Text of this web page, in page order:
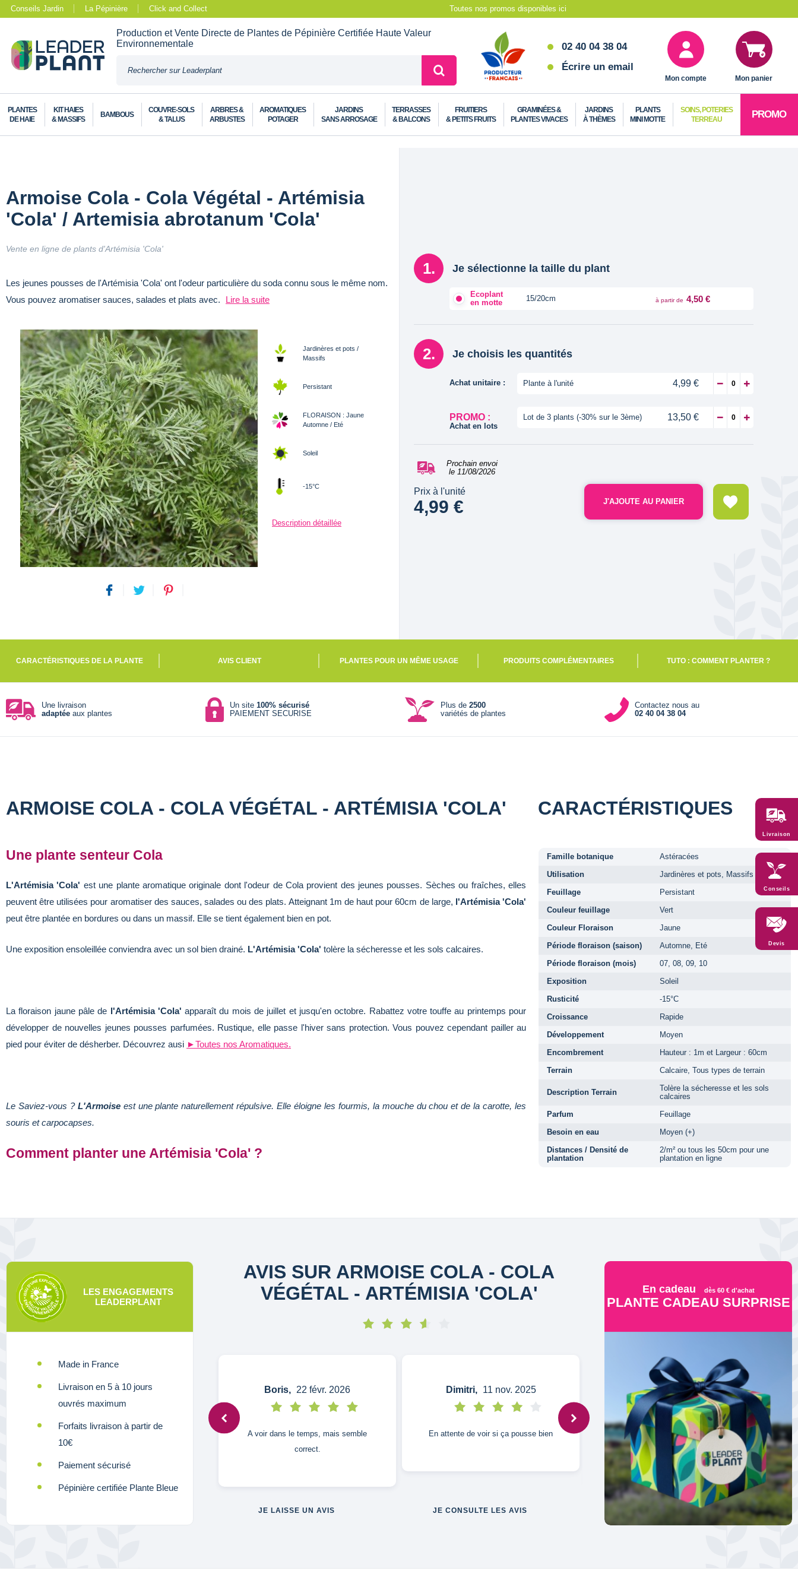
Conseils Jardin La Pépinière Click and Collect Toutes nos promos disponibles ici
Production et Vente Directe de Plantes de Pépinière Certifiée Haute Valeur
Environnementale
02 40 04 38 04
Écrire un email
Mon compte Mon panier
PLANTES
DE HAIE
KIT HAIES
& MASSIFS
BAMBOUS
COUVRE-SOLS
& TALUS
ARBRES &
ARBUSTES
AROMATIQUES
POTAGER
JARDINS
SANS ARROSAGE
TERRASSES
& BALCONS
FRUITIERS
& PETITS FRUITS
GRAMINÉES &
PLANTES VIVACES
JARDINS
À THÈMES
PLANTS
MINI MOTTE
SOINS, POTERIES
TERREAU
PROMO
Armoise Cola - Cola Végétal - Artémisia
'Cola' / Artemisia abrotanum 'Cola'
Vente en ligne de plants d'Artémisia 'Cola'
Les jeunes pousses de l'Artémisia 'Cola' ont l'odeur particulière du soda connu sous le même nom.
Vous pouvez aromatiser sauces, salades et plats avec.
Lire la suite
Jardinères et pots /
Massifs
Persistant
FLORAISON : Jaune
Automne / Eté
Soleil
-15°C
Description détaillée
Je sélectionne la taille du plant
Ecoplant
en motte
15/20cm à partir de 4,50 €
Je choisis les quantités
Achat unitaire : Plante à l'unité 4,99 €
PROMO :
Achat en lots
Lot de 3 plants (-30% sur le 3ème) 13,50 €
Prochain envoi
le 11/08/2026
Prix à l'unité
4,99 € J'AJOUTE AU PANIER
CARACTÉRISTIQUES DE LA PLANTE AVIS CLIENT PLANTES POUR UN MÊME USAGE PRODUITS COMPLÉMENTAIRES TUTO : COMMENT PLANTER ?
Une livraison
adaptée aux plantes
Un site 100% sécurisé
PAIEMENT SECURISE
Plus de 2500
variétés de plantes
Contactez nous au
02 40 04 38 04
ARMOISE COLA - COLA VÉGÉTAL - ARTÉMISIA 'COLA'
Une plante senteur Cola
L'Artémisia 'Cola' est une plante aromatique originale dont l'odeur de Cola provient des jeunes pousses. Sèches ou fraîches, elles
peuvent être utilisées pour aromatiser des sauces, salades ou des plats. Atteignant 1m de haut pour 60cm de large, l'Artémisia 'Cola'
peut être plantée en bordures ou dans un massif. Elle se tient également bien en pot.
Une exposition ensoleillée conviendra avec un sol bien drainé. L'Artémisia 'Cola' tolère la sécheresse et les sols calcaires.
La floraison jaune pâle de l'Artémisia 'Cola' apparaît du mois de juillet et jusqu'en octobre. Rabattez votre touffe au printemps pour
développer de nouvelles jeunes pousses parfumées. Rustique, elle passe l'hiver sans protection. Vous pouvez cependant pailler au
pied pour éviter de désherber. Découvrez ausi ►Toutes nos Aromatiques.
Le Saviez-vous ? L'Armoiseest une plante naturellement répulsive. Elle éloigne les fourmis, la mouche du chou et de la carotte, les
souris et carpocapses.
Comment planter une Artémisia 'Cola' ?
CARACTÉRISTIQUES
Famille botanique
Astéracées
Utilisation
Jardinères et pots, Massifs
Feuillage
Persistant
Couleur feuillage
Vert
Couleur Floraison
Jaune
Période floraison (saison)
Automne, Eté
Période floraison (mois)
07, 08, 09, 10
Exposition
Soleil
Rusticité
-15°C
Croissance
Rapide
Développement
Moyen
Encombrement
Hauteur : 1m et Largeur : 60cm
Terrain
Calcaire, Tous types de terrain
Description Terrain
Tolère la sécheresse et les sols
calcaires
Parfum
Feuillage
Besoin en eau
Moyen (+)
Distances / Densité de
plantation
2/m² ou tous les 50cm pour une
plantation en ligne
LES ENGAGEMENTS
LEADERPLANT
Made in France
Livraison en 5 à 10 jours
ouvrés maximum
Forfaits livraison à partir de
10€
Paiement sécurisé
Pépinière certifiée Plante Bleue
AVIS SUR ARMOISE COLA - COLA
VÉGÉTAL - ARTÉMISIA 'COLA'
Anonymous, 7 août 2024
Super qualité
Boris, 22 févr. 2026
A voir dans le temps, mais semble
correct.
Dimitri, 11 nov. 2025
En attente de voir si ça pousse bien
ISABELLE, 28 juil. 2025
Je ne connaissais pas cette plante très
parfumée très bonne reprise
JE LAISSE UN AVIS JE CONSULTE LES AVIS
En cadeau dès 60 € d'achat
PLANTE CADEAU SURPRISE
Livraison
Conseils
Devis